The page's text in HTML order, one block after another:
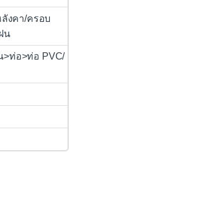
งคา/ครอบ
น
ท่อ>ท่อ PVC/